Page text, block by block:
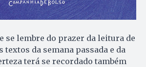
se lembre do prazer da leitura de
textos da semana passada e da
terá se recordado também